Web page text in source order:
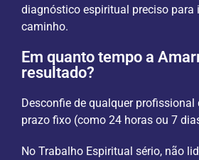
diagnóstico espiritual preciso para
caminho.
Em quanto tempo a
resultado?
Desconfie de qualquer profissional
prazo fixo (como 24 horas ou 7
No Trabalho Espiritual sério, não